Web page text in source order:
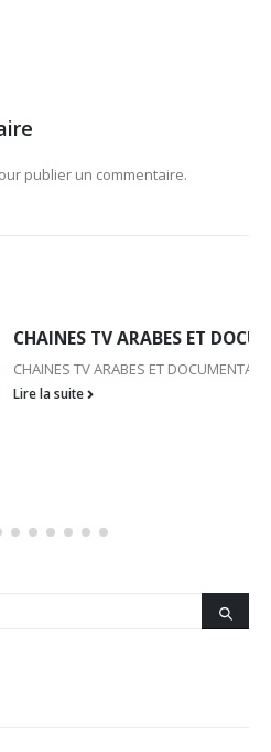
publier un commentaire.
ET DOCUMENTAIRES
DOCUMENTAIRES